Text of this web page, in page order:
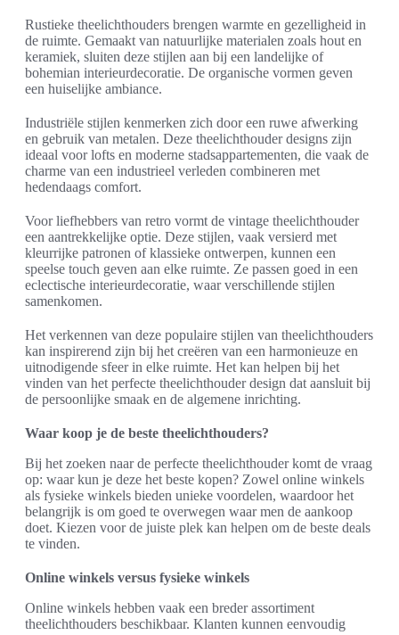
Rustieke theelichthouders brengen warmte en gezelligheid in
de ruimte. Gemaakt van natuurlijke materialen zoals hout en
keramiek, sluiten deze stijlen aan bij een landelijke of
bohemian interieurdecoratie. De organische vormen geven
een huiselijke ambiance.
Industriële stijlen kenmerken zich door een ruwe afwerking
en gebruik van metalen. Deze theelichthouder designs zijn
ideaal voor lofts en moderne stadsappartementen, die vaak de
charme van een industrieel verleden combineren met
hedendaags comfort.
Voor liefhebbers van retro vormt de vintage theelichthouder
een aantrekkelijke optie. Deze stijlen, vaak versierd met
kleurrijke patronen of klassieke ontwerpen, kunnen een
speelse touch geven aan elke ruimte. Ze passen goed in een
eclectische interieurdecoratie, waar verschillende stijlen
samenkomen.
Het verkennen van deze populaire stijlen van theelichthouders
kan inspirerend zijn bij het creëren van een harmonieuze en
uitnodigende sfeer in elke ruimte. Het kan helpen bij het
vinden van het perfecte theelichthouder design dat aansluit bij
de persoonlijke smaak en de algemene inrichting.
Waar koop je de beste theelichthouders?
Bij het zoeken naar de perfecte theelichthouder komt de vraag
op: waar kun je deze het beste kopen? Zowel online winkels
als fysieke winkels bieden unieke voordelen, waardoor het
belangrijk is om goed te overwegen waar men de aankoop
doet. Kiezen voor de juiste plek kan helpen om de beste deals
te vinden.
Online winkels versus fysieke winkels
Online winkels hebben vaak een breder assortiment
theelichthouders beschikbaar. Klanten kunnen eenvoudig